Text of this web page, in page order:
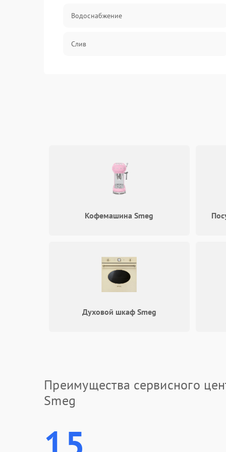
Водоснабжение
Слив
Кофемашина Smeg
Духовой шкаф Smeg
Преимущества сервисного
Smeg